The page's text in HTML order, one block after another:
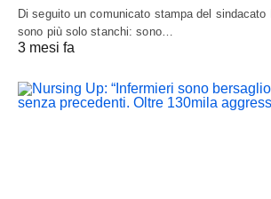
Di seguito un comunicato stampa del sindacato
sono più solo stanchi: sono…
3 mesi fa